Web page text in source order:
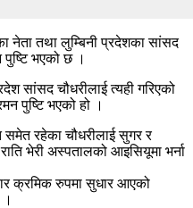
तथा लुम्बिनी प्रदेशका सांसद
पुष्टि भएको छ ।
सांसद चौधरीलाई त्यही गरिएको
पुष्टि भएको हो ।
समेत रहेका चौधरीलाई सुगर र
भेरी अस्पतालको आइसियूमा भर्ना
क्रमिक रुपमा सुधार आएको